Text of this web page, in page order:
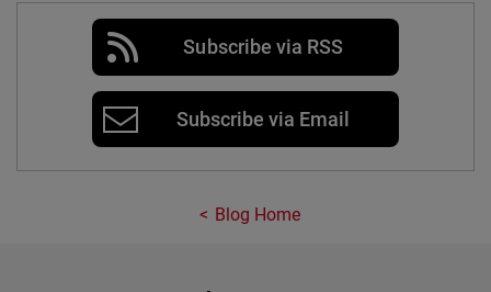
Subscribe via RSS
Subscribe via Email
Blog Home